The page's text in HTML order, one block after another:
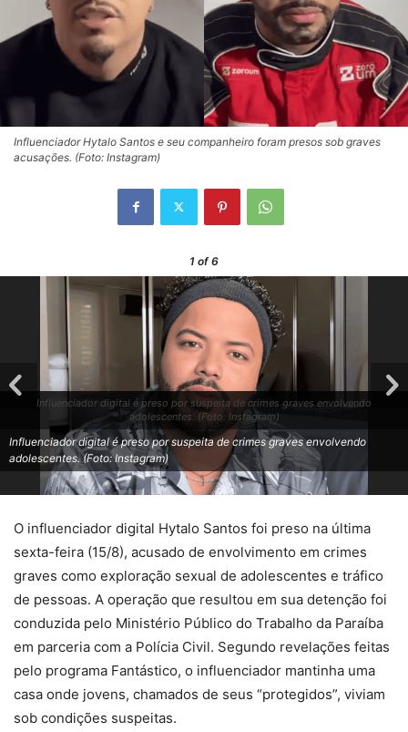
Influenciador Hytalo Santos e seu companheiro foram presos sob graves
acusações. (Foto: Instagram)
1 of 6
Influenciador digital é preso por suspeita de crimes graves envolvendo
adolescentes. (Foto: Instagram)
Influenciador digital é preso por suspeita de crimes graves envolvendo
adolescentes. (Foto: Instagram)
O influenciador digital Hytalo Santos foi preso na última
sexta-feira (15/8), acusado de envolvimento em crimes
graves como exploração sexual de adolescentes e tráfico
de pessoas. A operação que resultou em sua detenção foi
conduzida pelo Ministério Público do Trabalho da Paraíba
em parceria com a Polícia Civil. Segundo revelações feitas
pelo programa Fantástico, o influenciador mantinha uma
casa onde jovens, chamados de seus “protegidos”, viviam
sob condições suspeitas.